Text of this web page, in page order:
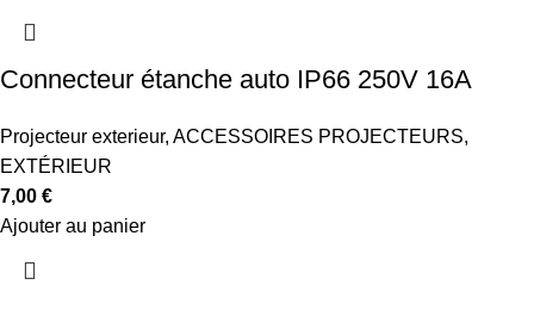
Connecteur étanche auto IP66 250V 16A
Projecteur exterieur, ACCESSOIRES PROJECTEURS,
EXTÉRIEUR
7,00 €
Ajouter au panier